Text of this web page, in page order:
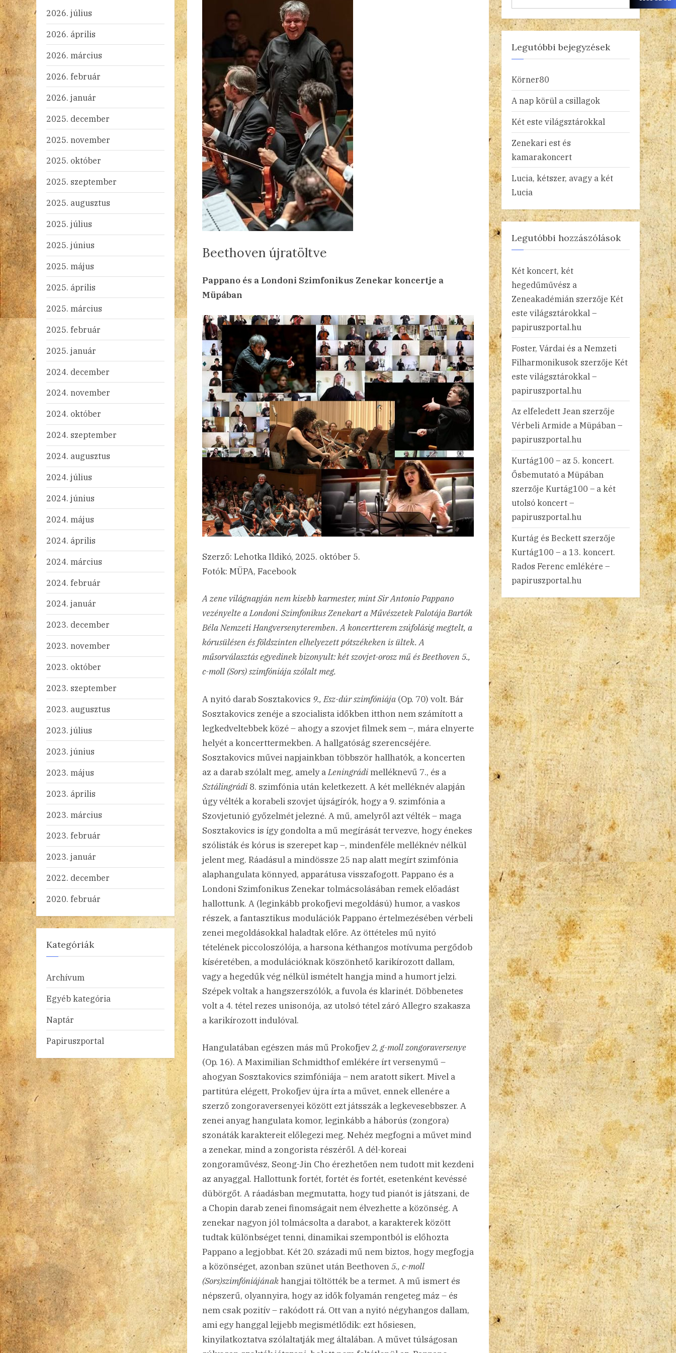
Beethoven újratöltve
on
2025.10.08.
Nincs hozzászólása(z)
Pappano és a Londoni Szimfonikus Zenekar koncertje a
Müpában
Szerző: Lehotka Ildikó, 2025. október 5.
Fotók: MÜPA, Facebook
A zene világnapján nem kisebb karmester, mint Sir Antonio Pappano
vezényelte a Londoni Szimfonikus Zenekart a Művészetek Palotája Bartók
Béla Nemzeti Hangversenyteremben. A koncertterem zsúfolásig megtelt, a
kórusülésen és földszinten elhelyezett pótszékeken is ültek. A
műsorválasztás egyedinek bizonyult: két szovjet-orosz mű és Beethoven 5.,
c-moll (Sors) szimfóniája szólalt meg.
A nyitó darab Sosztakovics 9., Esz-dúr szimfóniája (Op. 70) volt. Bár
Sosztakovics zenéje a szocialista időkben itthon nem számított a
legkedveltebbek közé – ahogy a szovjet filmek sem –, mára elnyerte
helyét a koncerttermekben. A hallgatóság szerencséjére.
Sosztakovics művei napjainkban többször hallhatók, a koncerten
az a darab szólalt meg, amely aLeningrádimelléknevű 7., és a
Sztálingrádi 8. szimfónia után keletkezett. A két melléknév alapján
úgy vélték a korabeli szovjet újságírók, hogy a 9. szimfónia a
Szovjetunió győzelmét jelezné. A mű, amelyről azt vélték – maga
Sosztakovics is így gondolta a mű megírását tervezve, hogy énekes
szólisták és kórus is szerepet kap –, mindenféle melléknév nélkül
jelent meg. Ráadásul a mindössze 25 nap alatt megírt szimfónia
alaphangulata könnyed, apparátusa visszafogott. Pappano és a
Londoni Szimfonikus Zenekar tolmácsolásában remek előadást
hallottunk. A (leginkább prokofjevi megoldású) humor, a vaskos
részek, a fantasztikus modulációk Pappano értelmezésében vérbeli
zenei megoldásokkal haladtak előre. Az öttételes mű nyitó
tételének piccoloszólója, a harsona kéthangos motívuma pergődob
kíséretében, a modulációknak köszönhető karikírozott dallam,
vagy a hegedűk vég nélkül ismételt hangja mind a humort jelzi.
Szépek voltak a hangszerszólók, a fuvola és klarinét. Döbbenetes
volt a 4. tétel rezes unisonója, az utolsó tétel záró Allegro szakasza
a karikírozott indulóval.
Hangulatában egészen más mű Prokofjev2, g-moll zongoraversenye
(Op. 16). A Maximilian Schmidthof emlékére írt versenymű –
ahogyan Sosztakovics szimfóniája – nem aratott sikert. Mivel a
partitúra elégett, Prokofjev újra írta a művet, ennek ellenére a
szerző zongoraversenyei között ezt játsszák a legkevesebbszer. A
zenei anyag hangulata komor, leginkább a háborús (zongora)
szonáták karaktereit előlegezi meg. Nehéz megfogni a művet mind
a zenekar, mind a zongorista részéről. A dél-koreai
zongoraművész, Seong-Jin Cho érezhetően nem tudott mit kezdeni
az anyaggal. Hallottunk fortét, fortét és fortét, esetenként kevéssé
dübörgőt. A ráadásban megmutatta, hogy tud pianót is játszani, de
a Chopin darab zenei finomságait nem élvezhette a közönség. A
zenekar nagyon jól tolmácsolta a darabot, a karakterek között
tudtak különbséget tenni, dinamikai szempontból is előhozta
Pappano a legjobbat. Két 20. századi mű nem biztos, hogy megfogja
a közönséget, azonban szünet után Beethoven5., c-moll
(Sors)szimfóniájánakhangjai töltötték be a termet. A mű ismert és
népszerű, olyannyira, hogy az idők folyamán rengeteg máz – és
nem csak pozitív – rakódott rá. Ott van a nyitó négyhangos dallam,
ami egy hanggal lejjebb megismétlődik: ezt hősiesen,
kinyilatkoztatva szólaltatják meg általában. A művet túlságosan
2026. július
2026. április
2026. március
2026. február
2026. január
2025. december
2025. november
2025. október
2025. szeptember
2025. augusztus
2025. július
2025. június
2025. május
2025. április
2025. március
2025. február
2025. január
2024. december
2024. november
2024. október
2024. szeptember
2024. augusztus
2024. július
2024. június
2024. május
2024. április
2024. március
2024. február
2024. január
2023. december
2023. november
2023. október
2023. szeptember
2023. augusztus
2023. július
2023. június
2023. május
2023. április
2023. március
2023. február
2023. január
2022. december
2020. február
Kategóriák
Archívum
Egyéb kategória
Naptár
Papiruszportal
Legutóbbi bejegyzések
Körner80
A nap körül a csillagok
Két este világsztárokkal
Zenekari est és
kamarakoncert
Lucia, kétszer, avagy a két
Lucia
Legutóbbi hozzászólások
Két koncert, két
hegedűművész a
Zeneakadémián szerzője Két
este világsztárokkal –
papiruszportal.hu
Foster, Várdai és a Nemzeti
Filharmonikusok szerzője Két
este világsztárokkal –
papiruszportal.hu
Az elfeledett Jean szerzője
Vérbeli Armide a Müpában –
papiruszportal.hu
Kurtág100 – az 5. koncert.
Ősbemutató a Müpában
szerzője Kurtág100 – a két
utolsó koncert –
papiruszportal.hu
Kurtág és Beckett szerzője
Kurtág100 – a 13. koncert.
Rados Ferenc emlékére –
papiruszportal.hu